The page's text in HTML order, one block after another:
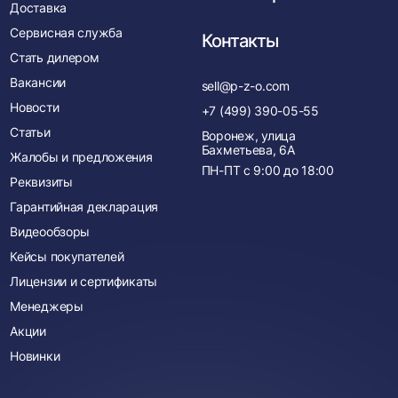
Доставка
Сервисная служба
Стать дилером
Вакансии
Новости
Статьи
Жалобы и предложения
Реквизиты
Гарантийная декларация
Видеообзоры
Кейсы покупателей
Лицензии и сертификаты
Менеджеры
Акции
Новинки
Контакты
sell@p-z-o.com
+7 (499) 390-05-55
Воронеж, улица
Бахметьева, 6А
ПН-ПТ с 9:00 до 18:00